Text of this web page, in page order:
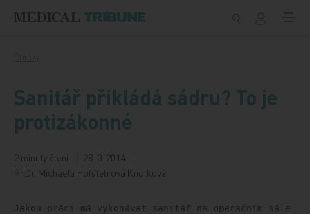
Sanitář přikládá sádru? To je
protizákonné
2 minuty čtení
28. 3. 2014
PhDr. Michaela Hofštetrová Knotková
Jakou práci má vykonávat sanitář na operačním sále